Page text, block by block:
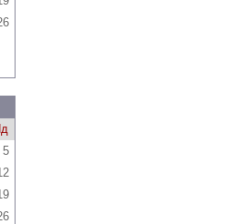
5